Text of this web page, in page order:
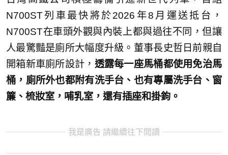
N700ST列車最快將於2026年8月運送抵台，
N700ST在車頭外觀與內裝上都與過往不同，但讓
人最驚豔是廁所大幅度升級。董事長史哲日前親自
開箱新車廁所設計， 透露每一座馬桶都使用免治馬
桶，廁所外也都附有洗手台、也有專屬洗手台、窗
簾、梳妝室，哺乳室，還有插座和掛鉤。
我是廣告 請繼續往下閱讀